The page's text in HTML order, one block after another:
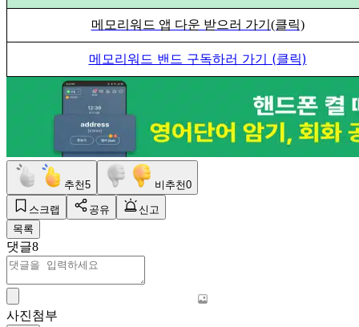
메모리워드 앱 다운 받으러 가기(클릭)
메모리워드 밴드 구독하러 가기 (클릭)
추천5 비추천0
스크랩 공유
신고
목록
댓글8
사진첨부